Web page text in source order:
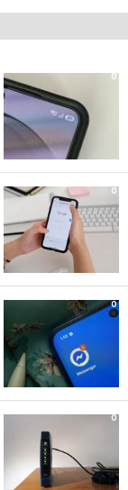
0
0
0
0